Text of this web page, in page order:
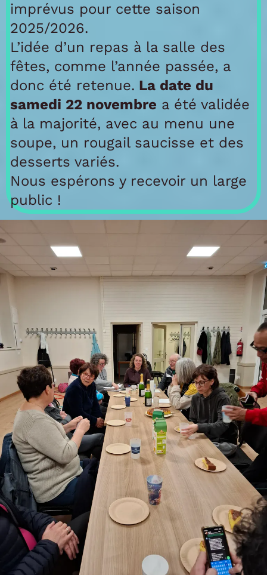
imprévus pour cette saison
2025/2026.
L’idée d’un repas à la salle des
fêtes, comme l’année passée, a
donc été retenue. La date du
samedi 22 novembre a été validée
à la majorité, avec au menu une
soupe, un rougail saucisse et des
desserts variés.
Nous espérons y recevoir un large
public !